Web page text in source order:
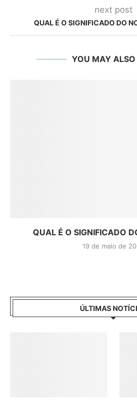
next post
QUAL É O SIGNIFICADO DO
YOU MAY ALSO
QUAL É O SIGNIFICADO
19 de maio de
ÚLTIMAS